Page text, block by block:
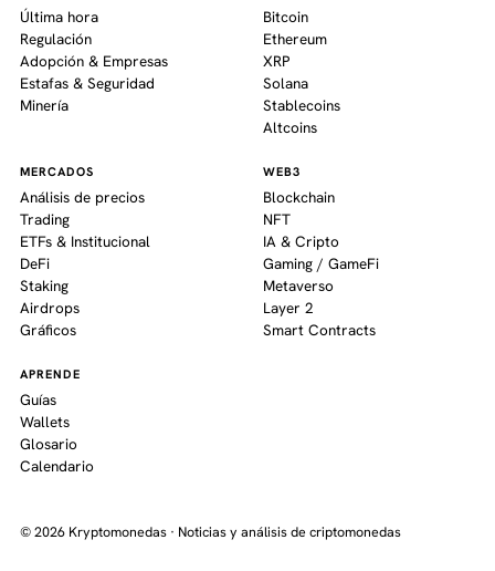
Última hora
Regulación
Adopción & Empresas
Estafas & Seguridad
Minería
Bitcoin
Ethereum
XRP
Solana
Stablecoins
Altcoins
MERCADOS
Análisis de precios
Trading
ETFs & Institucional
DeFi
Staking
Airdrops
Gráficos
WEB3
Blockchain
NFT
IA & Cripto
Gaming / GameFi
Metaverso
Layer 2
Smart Contracts
APRENDE
Guías
Wallets
Glosario
Calendario
© 2026 Kryptomonedas · Noticias y análisis de criptomonedas